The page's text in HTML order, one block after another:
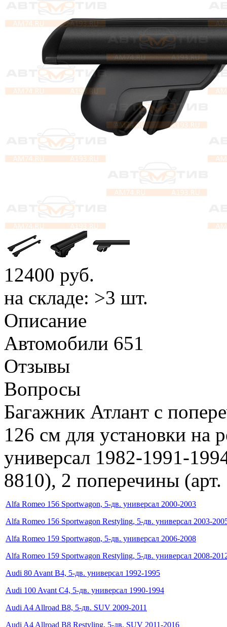
12400 руб.
на складе: >3 шт.
Описание
Автомобили 651
Отзывы
Вопросы
Багажник Атлант с
126 см для установки на
универсал 1982-1991-
8810), 2 поперечины
Alfa Romeo 156 Sportwagon, 5-дв. универсал 2000-2003
Alfa Romeo 156 Sportwagon Restyling, 5-дв. универсал 2003-
Alfa Romeo 159 Sportwagon, 5-дв. универсал 2006-2008
Alfa Romeo 159 Sportwagon Restyling, 5-дв. универсал 2008-
Audi 80 Avant B4, 5-дв. универсал 1992-1995
Audi 100 Avant C4, 5-дв. универсал 1990-1994
Audi A4 Allroad B8, 5-дв. SUV 2009-2011
Audi A4 Allroad B8 Restyling, 5-дв. SUV 2011-2016